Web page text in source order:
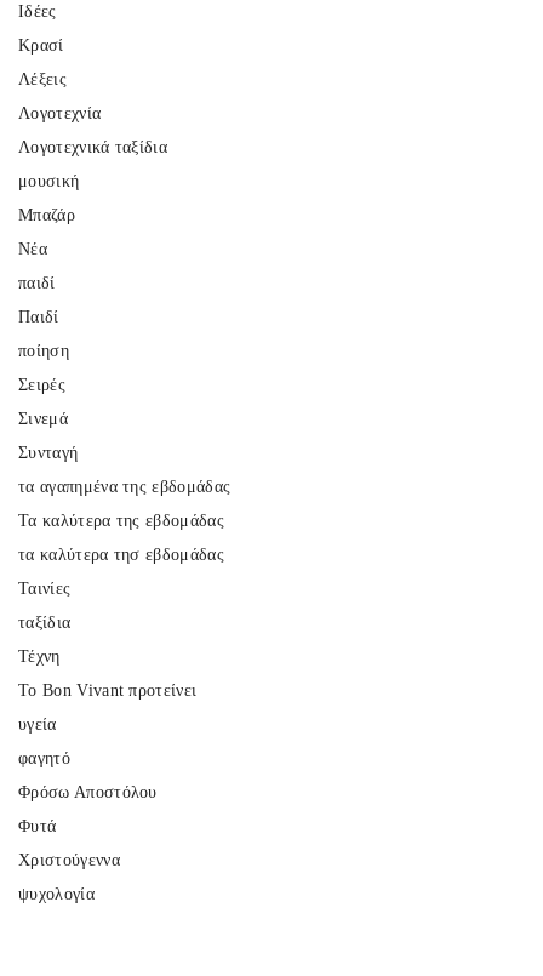
Ιδέες
Κρασί
Λέξεις
Λογοτεχνία
Λογοτεχνικά ταξίδια
μουσική
Μπαζάρ
Νέα
παιδί
Παιδί
ποίηση
Σειρές
Σινεμά
Συνταγή
τα αγαπημένα της εβδομάδας
Τα καλύτερα της εβδομάδας
τα καλύτερα τησ εβδομάδας
Ταινίες
ταξίδια
Τέχνη
Το Bon Vivant προτείνει
υγεία
φαγητό
Φρόσω Αποστόλου
Φυτά
Χριστούγεννα
ψυχολογία